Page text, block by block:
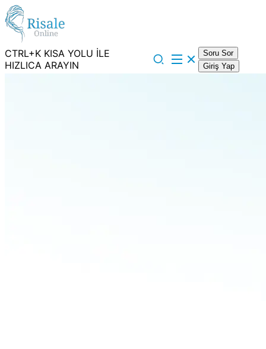
CTRL+K KISA YOLU İLE
HIZLICA ARAYIN
Soru Sor
Giriş Yap